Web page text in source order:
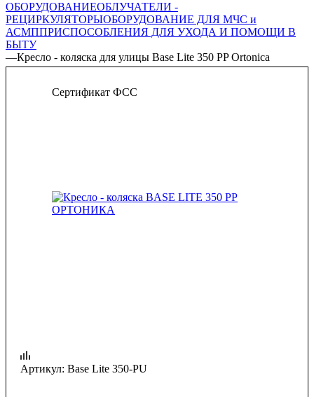
ОБОРУДОВАНИЕОБЛУЧАТЕЛИ -
РЕЦИРКУЛЯТОРЫОБОРУДОВАНИЕ ДЛЯ МЧС и
АСМППРИСПОСОБЛЕНИЯ ДЛЯ УХОДА И ПОМОЩИ В
БЫТУ
—Кресло - коляска для улицы Base Lite 350 PP Ortonica
Сертификат ФСС
Артикул: Base Lite 350-PU